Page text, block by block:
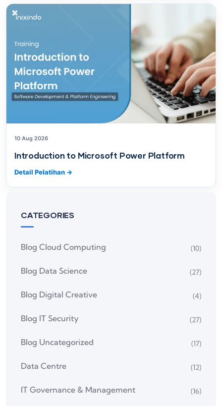
10 Aug 2026
Introduction to Microsoft Power Platform
Detail Pelatihan →
CATEGORIES
Blog Cloud Computing (10)
Blog Data Science (27)
Blog Digital Creative (4)
Blog IT Security (27)
Blog Uncategorized (17)
Data Centre (12)
IT Governance & Management (16)